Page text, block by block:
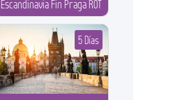
Escandinavia Fin Praga ROT
5 Días